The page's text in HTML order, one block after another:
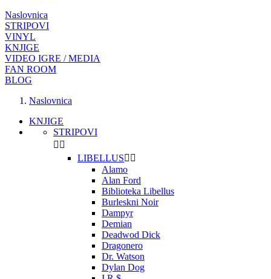
Naslovnica
STRIPOVI
VINYL
KNJIGE
VIDEO IGRE / MEDIA
FAN ROOM
BLOG
Naslovnica
KNJIGE
STRIPOVI
 
LIBELLUS 
Alamo
Alan Ford
Biblioteka Libellus
Burleskni Noir
Dampyr
Demian
Deadwod Dick
Dragonero
Dr. Watson
Dylan Dog